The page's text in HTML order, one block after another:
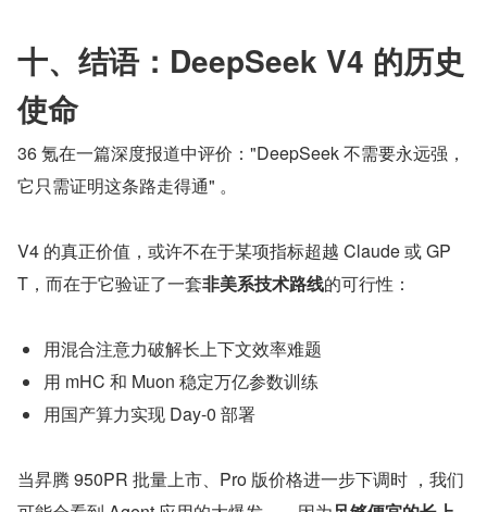
十、结语：DeepSeek V4 的历史
使命
36 氪在一篇深度报道中评价："DeepSeek 不需要永远强，
它只需证明这条路走得通" 。
V4 的真正价值，或许不在于某项指标超越 Claude 或 GP
T，而在于它验证了一套非美系技术路线的可行性：
用混合注意力破解长上下文效率难题
用 mHC 和 Muon 稳定万亿参数训练
用国产算力实现 Day-0 部署
当昇腾 950PR 批量上市、Pro 版价格进一步下调时 ，我们